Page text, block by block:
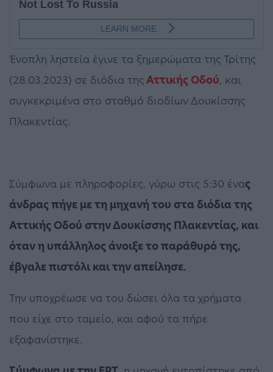
Ένοπλη ληστεία έγινε τα ξημερώματα της Τρίτης
(28.03.2023) σε διόδια τηςΑττικής Οδού, και
συγκεκριμένα στο σταθμό διοδίων Δουκίσσης
Πλακεντίας.
Σύμφωνα με πληροφορίες, γύρω στις 5:30 ένας
άνδρας πήγε με τη μηχανή του στα διόδια της
Αττικής Οδού στην Δουκίσσης Πλακεντίας, και
όταν η υπάλληλος άνοιξε το παράθυρό της,
έβγαλε πιστόλι και την απείλησε.
Την υποχρέωσε να του δώσει όλα τα χρήματα
που είχε στο ταμείο, και αφού τα πήρε
εξαφανίστηκε.